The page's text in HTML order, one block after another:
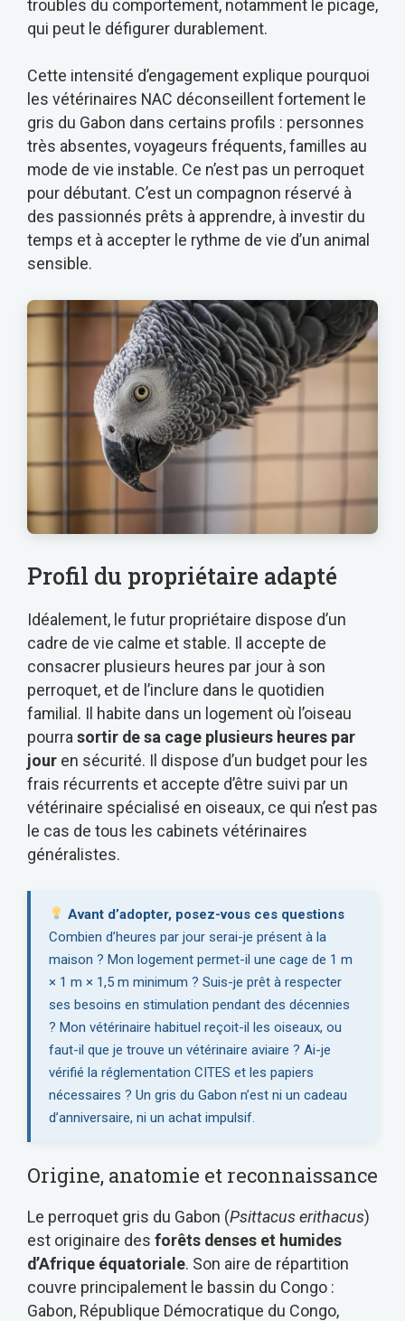
troubles du comportement, notamment le picage,
qui peut le défigurer durablement.
Cette intensité d’engagement explique pourquoi
les vétérinaires NAC déconseillent fortement le
gris du Gabon dans certains profils : personnes
très absentes, voyageurs fréquents, familles au
mode de vie instable. Ce n’est pas un perroquet
pour débutant. C’est un compagnon réservé à
des passionnés prêts à apprendre, à investir du
temps et à accepter le rythme de vie d’un animal
sensible.
Profil du propriétaire adapté
Idéalement, le futur propriétaire dispose d’un
cadre de vie calme et stable. Il accepte de
consacrer plusieurs heures par jour à son
perroquet, et de l’inclure dans le quotidien
familial. Il habite dans un logement où l’oiseau
pourra sortir de sa cage plusieurs heures par
jour en sécurité. Il dispose d’un budget pour les
frais récurrents et accepte d’être suivi par un
vétérinaire spécialisé en oiseaux, ce qui n’est pas
le cas de tous les cabinets vétérinaires
généralistes.
Avant d’adopter, posez-vous ces questions
Combien d’heures par jour serai-je présent à la
maison ? Mon logement permet-il une cage de 1 m
× 1 m × 1,5 m minimum ? Suis-je prêt à respecter
ses besoins en stimulation pendant des décennies
? Mon vétérinaire habituel reçoit-il les oiseaux, ou
faut-il que je trouve un vétérinaire aviaire ? Ai-je
vérifié la réglementation CITES et les papiers
nécessaires ? Un gris du Gabon n’est ni un cadeau
d’anniversaire, ni un achat impulsif.
Origine, anatomie et reconnaissance
Le perroquet gris du Gabon (Psittacus erithacus)
est originaire des forêts denses et humides
d’Afrique équatoriale. Son aire de répartition
couvre principalement le bassin du Congo :
Gabon, République Démocratique du Congo,